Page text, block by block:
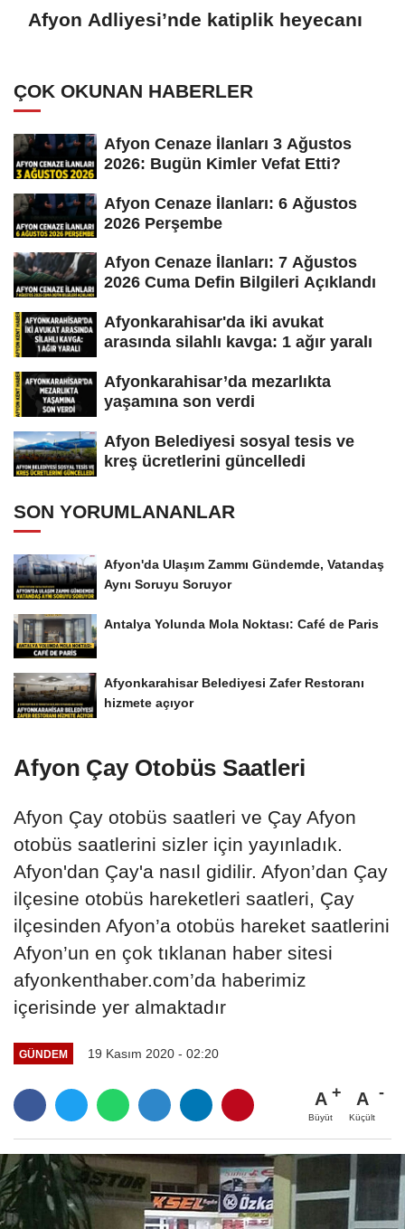
Afyon Adliyesi’nde katiplik heyecanı
ÇOK OKUNAN HABERLER
Afyon Cenaze İlanları 3 Ağustos
2026: Bugün Kimler Vefat Etti?
Afyon Cenaze İlanları: 6 Ağustos
2026 Perşembe
Afyon Cenaze İlanları: 7 Ağustos
2026 Cuma Defin Bilgileri Açıklandı
Afyonkarahisar'da iki avukat
arasında silahlı kavga: 1 ağır yaralı
Afyonkarahisar’da mezarlıkta
yaşamına son verdi
Afyon Belediyesi sosyal tesis ve
kreş ücretlerini güncelledi
SON YORUMLANANLAR
Afyon'da Ulaşım Zammı Gündemde, Vatandaş
Aynı Soruyu Soruyor
Antalya Yolunda Mola Noktası: Café de Paris
Afyonkarahisar Belediyesi Zafer Restoranı
hizmete açıyor
Afyon Çay Otobüs Saatleri
Afyon Çay otobüs saatleri ve Çay Afyon
otobüs saatlerini sizler için yayınladık.
Afyon'dan Çay'a nasıl gidilir. Afyon’dan Çay
ilçesine otobüs hareketleri saatleri, Çay
ilçesinden Afyon’a otobüs hareket saatlerini
Afyon’un en çok tıklanan haber sitesi
afyonkenthaber.com’da haberimiz
içerisinde yer almaktadır
GÜNDEM 19 Kasım 2020 - 02:20
A
Büyüt
A
Küçült